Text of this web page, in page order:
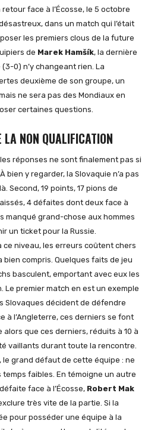
face à l’Écosse, le 5 octobre
dans un match qui l’était
les premiers clous de la future
de Marek Hamšík, la dernière
0) n’y changeant rien. La
deuxième de son groupe, un
ne sera pas des Mondiaux en
certaines questions.
LA NON QUALIFICATION
réponses ne sont finalement pas si
bien y regarder, la Slovaquie n’a pas
Second, 19 points, 17 pions de
4 défaites dont deux face à
manqué grand-chose aux hommes
un ticket pour la Russie.
ce niveau, les erreurs coûtent chers
bien compris. Quelques faits de jeu
basculent, emportant avec eux les
Le premier match en est un exemple
Slovaques décident de défendre
à l’Angleterre, ces derniers se font
alors que ces derniers, réduits à 10 à
vaillants durant toute la rencontre.
grand défaut de cette équipe : ne
faibles. En témoigne un autre
face à l’Écosse, Robert Mak
très vite de la partie. Si la
pour posséder une équipe à la